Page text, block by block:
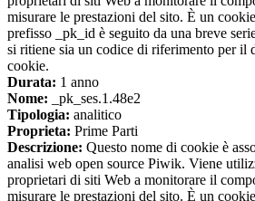
misurare le prestazioni del sito. È un
prefisso _pk_id è seguito da una breve
si ritiene sia un codice di riferimento per il
cookie.
Durata: 1 anno
Nome: _pk_ses.1.48e2
Tipologia: analitico
Proprieta: Prime Parti
Descrizione: Questo nome di cookie è
analisi web open source Piwik. Viene
proprietari di siti Web a monitorare il
misurare le prestazioni del sito. È un